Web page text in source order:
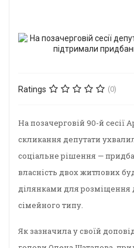
Ratings (0)
На позачерговій 90-й сесії
скликання депутати
соціальне рішення —
власність двох житлових
ділянками для розміщення
сімейного типу.
Як зазначила у своїй